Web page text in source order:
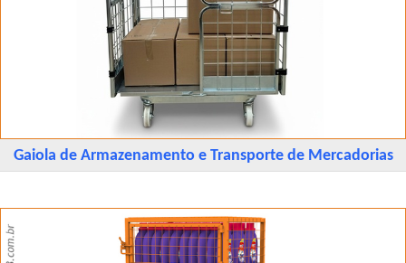
Gaiola de Armazenamento e Transporte de Mercadorias